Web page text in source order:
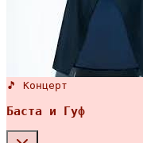
🎵 Концерт
Баста и Гуф